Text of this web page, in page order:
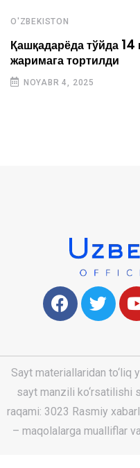
O'ZBEKISTON
Қашқадарёда тўйда
жаримага тортилди
NOYABR 4, 2025
Sayt materiallaridan
sayt manzili ko‘rsatilishi
raqami: 3023 Rasmiy
– maqolalarga mualliflar